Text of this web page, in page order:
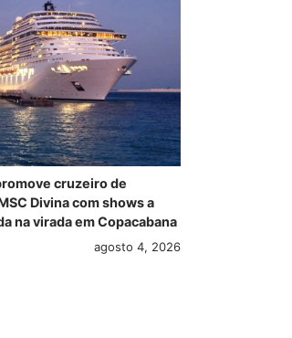
cruzeiro de
Divina com shows a
na virada em Copacabana
agosto 4, 2026